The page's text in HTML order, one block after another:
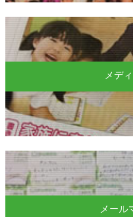
メデ
メール